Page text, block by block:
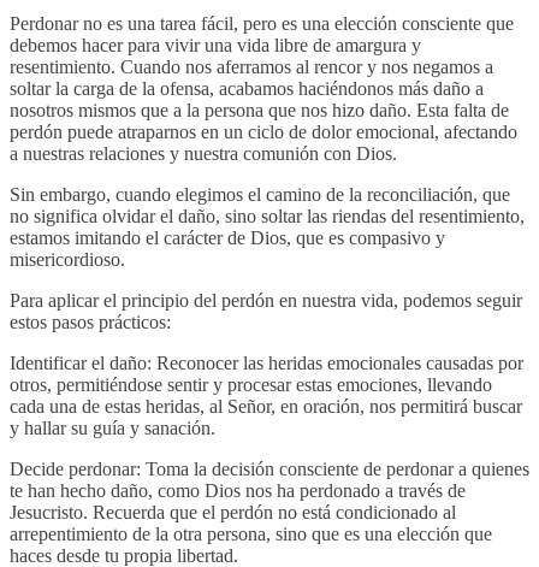
Perdonar no es una tarea fácil, pero es una elección consciente que
debemos hacer para vivir una vida libre de amargura y
resentimiento. Cuando nos aferramos al rencor y nos negamos a
soltar la carga de la ofensa, acabamos haciéndonos más daño a
nosotros mismos que a la persona que nos hizo daño. Esta falta de
perdón puede atraparnos en un ciclo de dolor emocional, afectando
a nuestras relaciones y nuestra comunión con Dios.
Sin embargo, cuando elegimos el camino de la reconciliación, que
no significa olvidar el daño, sino soltar las riendas del resentimiento,
estamos imitando el carácter de Dios, que es compasivo y
misericordioso.
Para aplicar el principio del perdón en nuestra vida, podemos seguir
estos pasos prácticos:
Identificar el daño: Reconocer las heridas emocionales causadas por
otros, permitiéndose sentir y procesar estas emociones, llevando
cada una de estas heridas, al Señor, en oración, nos permitirá buscar
y hallar su guía y sanación.
Decide perdonar: Toma la decisión consciente de perdonar a quienes
te han hecho daño, como Dios nos ha perdonado a través de
Jesucristo. Recuerda que el perdón no está condicionado al
arrepentimiento de la otra persona, sino que es una elección que
haces desde tu propia libertad.